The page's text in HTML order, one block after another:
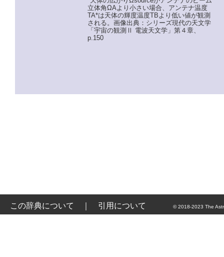
立体角ΩAより小さい場合、アンテナ温度
TA*は天体の輝度温度TBより低い値が観測
される。画像出典：シリーズ現代の天文学
「宇宙の観測Ⅱ 電波天文学」第４章、
p.150
この辞典について 引用について © 2018-2023 The